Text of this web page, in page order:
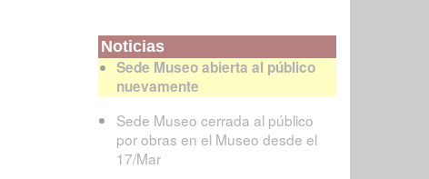
Noticias
Sede Museo abierta al público
nuevamente
Sede Museo cerrada al público
por obras en el Museo desde el
17/Mar